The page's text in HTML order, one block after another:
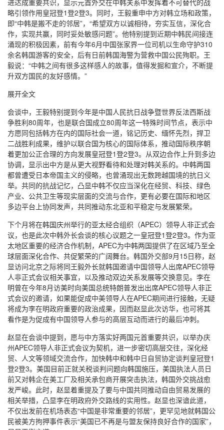
进达成重要共识，显示元首外交在中韩关系中发挥着不可替代的战
略引领作用皇冠登1登2登3。同时，王毅重申中方对韩立场和政策，
即“中韩是搬不走的邻居”，“希望双方以诚相待，夯实互信，深化合
作，实现共赢，同时妥处敏感问题”。他特别提到近期中韩民间接连
涌现的积极因素，前有今年6月中国张家界一位司机以生命守护310
余名韩国游客的安全，后有日前韩国海警为营救中国公民殉职。王
毅说：“中韩之间有很多这样感人的故事，值得发掘和宣介，不断提
升双方国民的友好感情。”
展开全文
会谈中，王毅特别提到今年是中国人民抗日战争暨世界反法西斯战
争胜利80周年，也是联合国成立80周年这一特殊时间节点，表示中
方愿同包括韩方在内的国际社会一道，铭记历史、缅怀先烈，捍卫
二战胜利成果，维护以联合国为核心的国际体系，推动国际秩序朝
着更加公正合理的方向发展皇冠登1登2登3。从双边合作上升到多边
协调，显示出中方是从更大视野看待和处理对韩关系的。中韩两国
都曾遭受日本帝国主义的侵略，也曾涌现出无数跨越国境的抗日义
举。共同的抗战记忆，凸显中韩不仅应当深化在经贸、科技、绿色
产业、公共卫生等现实层面的交流与合作，更有必要在国际和地区
多边平台上协同发声，共同推动东北亚和平稳定与发展繁荣。
下个月将在韩国庆州举行的亚太经合组织（APEC）领导人非正式会
议，也是此次中韩外长会谈的核心议题之一皇冠登1登2登3。作为亚
太地区重要的经济合作机制，APEC为中韩两国提供了在区域乃至全
球层面深化合作、共促繁荣的广阔舞台。韩国外交部9月15日称，赵
显访问北京之际将同王毅外长就韩国邀请中国领导人出席APEC领导
人非正式会议相关事宜，以及推动双边关系发展等交换意见。李在
明曾在今年8月访美时向美国总统特朗普发出出席APEC领导人非正
式会议的邀请，如果能促成中美领导人在APEC期间进行接触，无疑
将成为李在明政府重要的政治成果，因而赵显此次访华，也可将其
看作是为促成有中国领导人参与的高层互动而进行的最后冲刺。
赵显在会谈中提到，愿与中方落实好两国元首重要共识，以举办庆
州APEC领导人非正式会议为契机，进一步密切高层交往，深化经
贸、人文等领域交流合作，加快韩中和韩中日自贸协定谈判皇冠登1
登2登3。美国目前正就关税谈判问题向韩国施压，美国执法人员日
前又对韩企在美工厂及相关承包商开展突击执法，韩国外交挑战愈
发严峻。此时，赵显着重提及了要与中国共同推动自由贸易发展的
相关举措，凸显李在明政府外交路线的实用性。赵显也深谙此道，
不仅出发前在机场表态“中国是非常重要的邻居”，更罕见地就韩国公
民被美方拘押事件表示“美国已不再是与盟友保持良好合作的国家”，